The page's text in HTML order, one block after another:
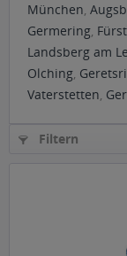
München,
Germering,
Landsberg am
Olching,
Vaterstetten,
Filtern